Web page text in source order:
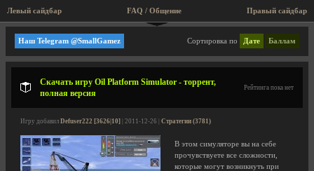
Левый сайдбар Правый сайдбар
FAQ / Общение
Стратегии
Сортировка по Дате Баллам
Наш Telegram @SmallGamez
Скачать игру Oil Platform Simulator - торрент,
полная версия
Рейтинга пока нет
Игру добавил Defuser222 [3626|10] | 2011-12-26 | Стратегии (3781)
В этом симуляторе вы на себе
прочувствуете все сложности,
которые могут возникнуть при